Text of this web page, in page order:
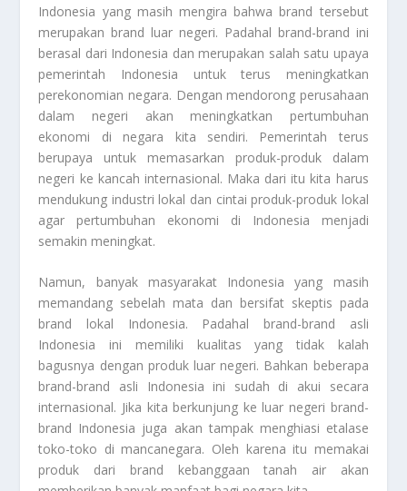
Indonesia yang masih mengira bahwa brand tersebut
merupakan brand luar negeri. Padahal brand-brand ini
berasal dari Indonesia dan merupakan salah satu upaya
pemerintah Indonesia untuk terus meningkatkan
perekonomian negara. Dengan mendorong perusahaan
dalam negeri akan meningkatkan pertumbuhan
ekonomi di negara kita sendiri. Pemerintah terus
berupaya untuk memasarkan produk-produk dalam
negeri ke kancah internasional. Maka dari itu kita harus
mendukung industri lokal dan cintai produk-produk lokal
agar pertumbuhan ekonomi di Indonesia menjadi
semakin meningkat.
Namun, banyak masyarakat Indonesia yang masih
memandang sebelah mata dan bersifat skeptis pada
brand lokal Indonesia. Padahal brand-brand asli
Indonesia ini memiliki kualitas yang tidak kalah
bagusnya dengan produk luar negeri. Bahkan beberapa
brand-brand asli Indonesia ini sudah di akui secara
internasional. Jika kita berkunjung ke luar negeri brand-
brand Indonesia juga akan tampak menghiasi etalase
toko-toko di mancanegara. Oleh karena itu memakai
produk dari brand kebanggaan tanah air akan